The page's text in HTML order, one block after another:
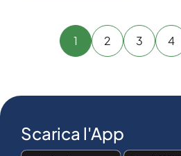
1 2 3 4
Scarica l'App